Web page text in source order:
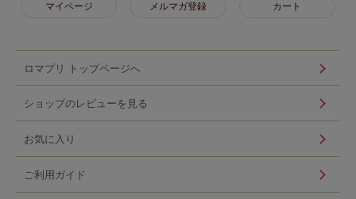
マイページ メルマガ登録 カート
ロマプリ トップページへ
ショップのレビューを見る
お気に入り
ご利用ガイド